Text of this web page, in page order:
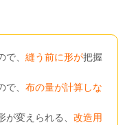
で、縫う前に形が把握
で、布の量が計算しな
が変えられる、改造用